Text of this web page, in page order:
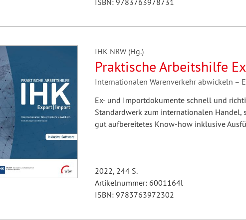
ISBN: 9783763978731
IHK NRW (Hg.)
Praktische Arbeitshilfe
Internationalen Warenverkehr abwickeln –
Ex- und Importdokumente schnell und
Standardwerk zum internationalen
gut aufbereitetes Know-how inklusive
2022, 244 S.
Artikelnummer: 6001164l
ISBN: 9783763972302